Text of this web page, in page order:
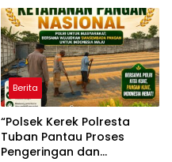
Berita
“Polsek Kerek Polresta
Tuban Pantau Proses
Pengeringan dan